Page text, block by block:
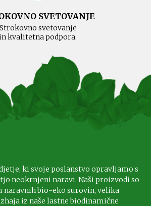
SVETOVANJE
Strokovno svetovanje
in kvalitetna podpora.
ki svoje poslanstvo opravljamo s
neokrnjeni naravi. Naši proizvodi so
naravnih bio-eko surovin, velika
iz naše lastne biodinamične